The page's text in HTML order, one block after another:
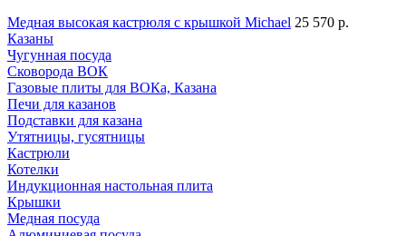
Медная высокая кастрюля с крышкой Michael 25 570 р.
Казаны
Чугунная посуда
Сковорода ВОК
Газовые плиты для ВОКа, Казана
Печи для казанов
Подставки для казана
Утятницы, гусятницы
Кастрюли
Котелки
Индукционная настольная плита
Крышки
Медная посуда